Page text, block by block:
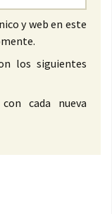
y web en este
los siguientes
cada nueva